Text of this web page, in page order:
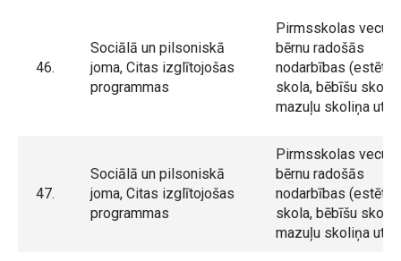
46.
Sociālā un pilsoniskā
joma, Citas izglītojošas
programmas
Pirmsskolas
bērnu radošās
nodarbības
skola, bēbīšu skola,
mazuļu skoliņa utt.)
47.
Sociālā un pilsoniskā
joma, Citas izglītojošas
programmas
Pirmsskolas
bērnu radošās
nodarbības
skola, bēbīšu skola,
mazuļu skoliņa utt.)